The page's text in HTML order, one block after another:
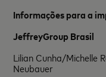
Informações para a
JeffreyGroup Brasil
Lilian Cunha/Michelle
Neubauer